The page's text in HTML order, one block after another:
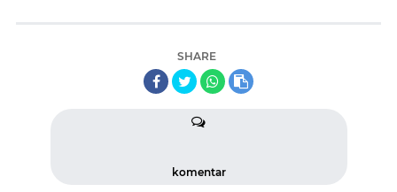
SHARE
komentar